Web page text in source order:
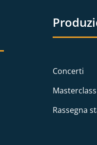
Concerti
Rassegna